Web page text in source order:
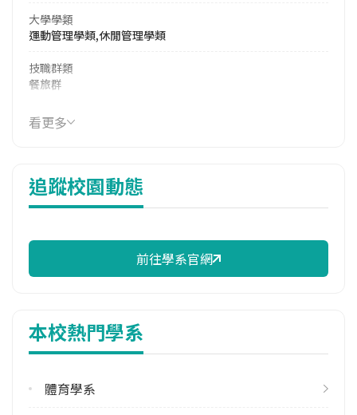
大學學類
運動管理學類,休閒管理學類
技職群類
餐旅群
114年學費
14,130 元/學期
8,850 元/學期
114年註冊率
113學年度上學期
113學年度下學期
1
修輔系人數
看更多
追蹤校園動態
前往學系官網
本校熱門學系
體育學系